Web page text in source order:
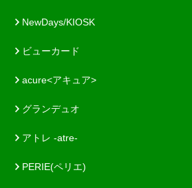
NewDays/KIOSK
ビューカード
acure<アキュア>
グランデュオ
アトレ -atre-
PERIE(ペリエ)